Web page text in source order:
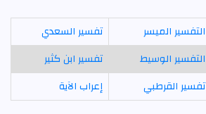
التفسير الميسر
تفسير السعدي
التفسير الوسيط
تفسير ابن كثير
تفسير القرطبي إعراب الآية